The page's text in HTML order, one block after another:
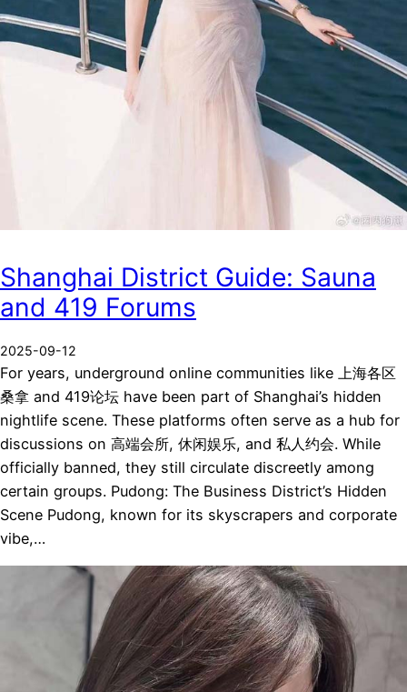
Shanghai District Guide: Sauna
and 419 Forums
2025-09-12
For years, underground online communities like 上海各区
桑拿 and 419论坛 have been part of Shanghai’s hidden
nightlife scene. These platforms often serve as a hub for
discussions on 高端会所, 休闲娱乐, and 私人约会. While
officially banned, they still circulate discreetly among
certain groups. Pudong: The Business District’s Hidden
Scene Pudong, known for its skyscrapers and corporate
vibe,…